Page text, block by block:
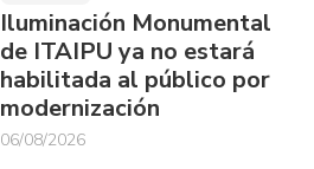
Iluminación Monumental
de ITAIPU ya no estará
habilitada al público por
modernización
06/08/2026